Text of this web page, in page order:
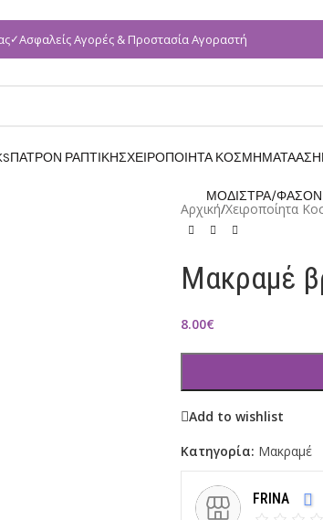
✓Ασφαλείς Αγορές & Προστασία Αγοραστή
ΠΑΤΡΟΝ ΡΑΠΤΙΚΗΣΧΕΙΡΟΠΟΙΗΤΑ ΚΟΣΜΗΜΑΤΑ
ΜΟΔΙΣΤΡΑ/ΦΑΣΟΝ
Αρχική/Χειροποίητα
Μακραμέ
8.00€
Add to wishlist
Κατηγορία: Μακραμέ
FRINA